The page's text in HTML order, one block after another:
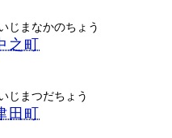
じまなかのちょう
之町
じまつだちょう
田町